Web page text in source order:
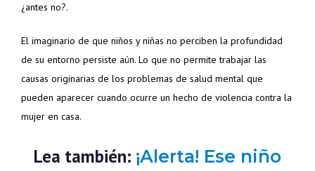
¿antes no?.
El imaginario de que niños y niñas no perciben la profundidad
de su entorno persiste aún. Lo que no permite trabajar las
causas originarias de los problemas de salud mental que
pueden aparecer cuando ocurre un hecho de violencia contra la
mujer en casa.
Lea también: ¡Alerta! Ese niño